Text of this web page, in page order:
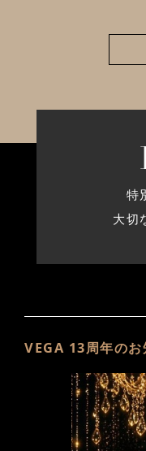
特
大切
VEGA 13周年のお